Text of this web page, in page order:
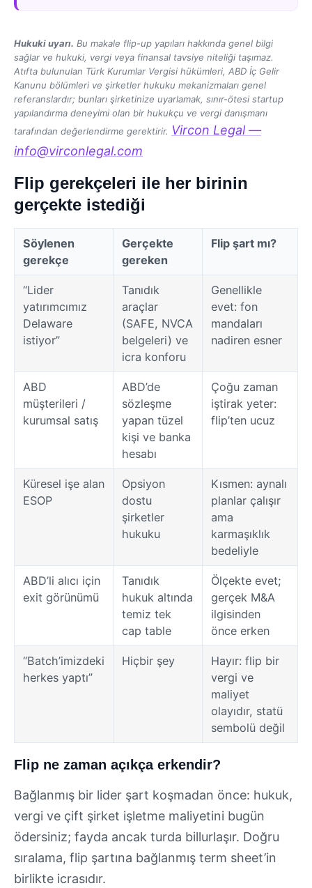
Hukuki uyarı. Bu makale flip-up yapıları hakkında genel bilgi
sağlar ve hukuki, vergi veya finansal tavsiye niteliği taşımaz.
Atıfta bulunulan Türk Kurumlar Vergisi hükümleri, ABD İç Gelir
Kanunu bölümleri ve şirketler hukuku mekanizmaları genel
referanslardır; bunları şirketinize uyarlamak, sınır-ötesi startup
yapılandırma deneyimi olan bir hukukçu ve vergi danışmanı
tarafından değerlendirme gerektirir. Vircon Legal —
info@virconlegal.com
Flip gerekçeleri ile her birinin
gerçekte istediği
Söylenen
gerekçe
Gerçekte
gereken
Flip şart mı?
“Lider
yatırımcımız
Delaware
istiyor”
Tanıdık
araçlar
(SAFE, NVCA
belgeleri) ve
icra konforu
Genellikle
evet: fon
mandaları
nadiren esner
ABD
müşterileri /
kurumsal satış
ABD’de
sözleşme
yapan tüzel
kişi ve banka
hesabı
Çoğu zaman
iştirak yeter:
flip’ten ucuz
Küresel işe alan
ESOP
Opsiyon
dostu
şirketler
hukuku
Kısmen: aynalı
planlar çalışır
ama
karmaşıklık
bedeliyle
ABD’li alıcı için
exit görünümü
Tanıdık
hukuk altında
temiz tek
cap table
Ölçekte evet;
gerçek M&A
ilgisinden
önce erken
“Batch’imizdeki
herkes yaptı”
Hiçbir şey
Hayır: flip bir
vergi ve
maliyet
olayıdır, statü
sembolü değil
Flip ne zaman açıkça erkendir?
Bağlanmış bir lider şart koşmadan önce: hukuk,
vergi ve çift şirket işletme maliyetini bugün
ödersiniz; fayda ancak turda billurlaşır. Doğru
sıralama, flip şartına bağlanmış term sheet’in
birlikte icrasıdır.